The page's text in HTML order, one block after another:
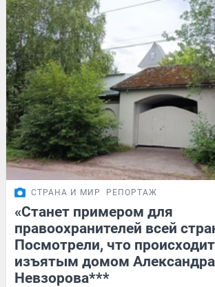
СТРАНА И МИР РЕПОРТАЖ
«Станет примером для
правоохранителей всей
Посмотрели, что
изъятым домом Александра
Невзорова***